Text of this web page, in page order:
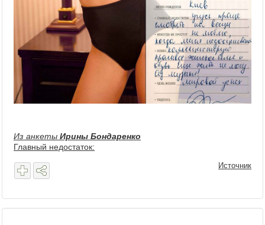
Из анкеты Ирины Бондаренко
Главный недостаток:
Источник